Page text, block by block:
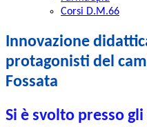
Corsi D.M.66
Innovazione
protagonisti del
Fossata
Si è svolto presso